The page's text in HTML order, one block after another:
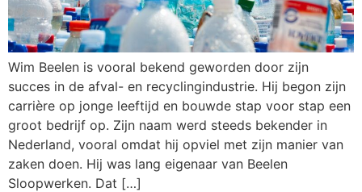
Wim Beelen is vooral bekend geworden door zijn
succes in de afval- en recyclingindustrie. Hij begon zijn
carrière op jonge leeftijd en bouwde stap voor stap een
groot bedrijf op. Zijn naam werd steeds bekender in
Nederland, vooral omdat hij opviel met zijn manier van
zaken doen. Hij was lang eigenaar van Beelen
Sloopwerken. Dat […]